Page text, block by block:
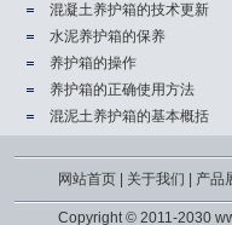
混凝土养护箱的技术更新
水泥养护箱的保养
养护箱的操作
养护箱的正确使用方法
混泥土养护箱的基本概括
网站首页| 关于我们 产品
Copyright © 2011-2030